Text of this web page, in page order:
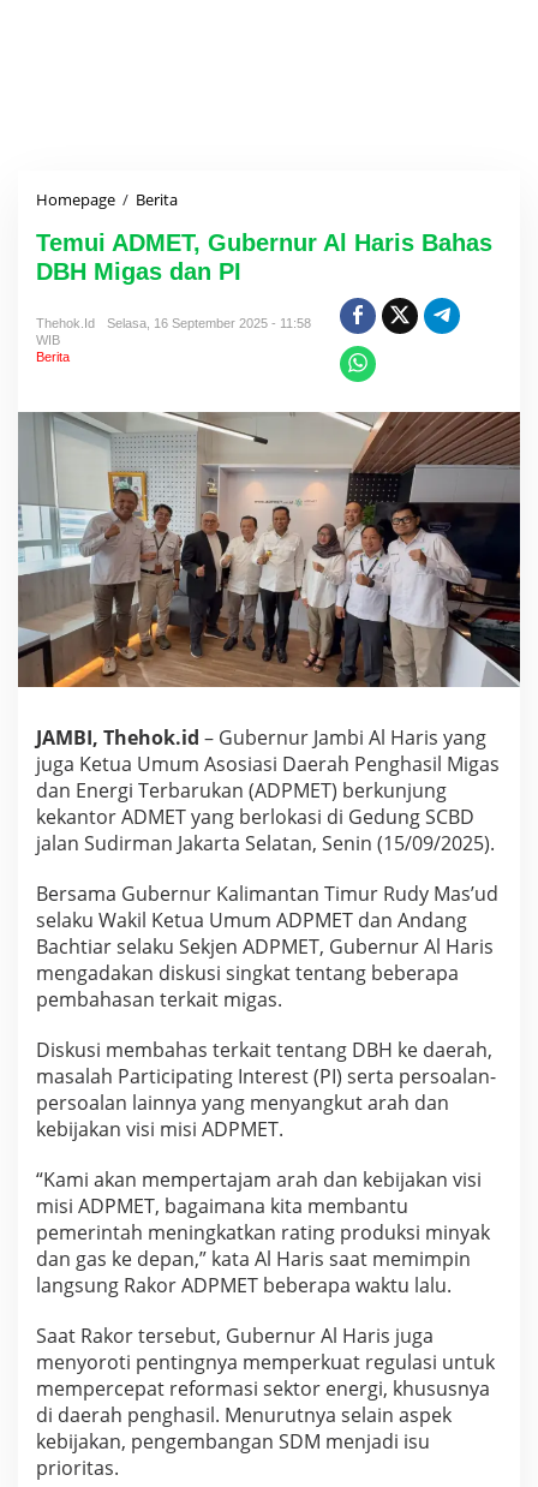
Homepage / Berita
m
u
i
D
,
G
u
b
e
r
n
u
r
A
l
H
a
s
B
a
h
a
s
B
H
M
i
g
a
d
a
n
P
I
Temui ADMET, Gubernur Al Haris Bahas
DBH Migas dan PI
Thehok.id
Selasa, 16 September 2025 - 11:58
WIB
Berita
JAMBI, Thehok.id – Gubernur Jambi Al Haris yang
juga Ketua Umum Asosiasi Daerah Penghasil Migas
dan Energi Terbarukan (ADPMET) berkunjung
kekantor ADMET yang berlokasi di Gedung SCBD
jalan Sudirman Jakarta Selatan, Senin (15/09/2025).
Bersama Gubernur Kalimantan Timur Rudy Mas’ud
selaku Wakil Ketua Umum ADPMET dan Andang
Bachtiar selaku Sekjen ADPMET, Gubernur Al Haris
mengadakan diskusi singkat tentang beberapa
pembahasan terkait migas.
Diskusi membahas terkait tentang DBH ke daerah,
masalah Participating Interest (PI) serta persoalan-
persoalan lainnya yang menyangkut arah dan
kebijakan visi misi ADPMET.
“Kami akan mempertajam arah dan kebijakan visi
misi ADPMET, bagaimana kita membantu
pemerintah meningkatkan rating produksi minyak
dan gas ke depan,” kata Al Haris saat memimpin
langsung Rakor ADPMET beberapa waktu lalu.
Saat Rakor tersebut, Gubernur Al Haris juga
menyoroti pentingnya memperkuat regulasi untuk
mempercepat reformasi sektor energi, khususnya
di daerah penghasil. Menurutnya selain aspek
kebijakan, pengembangan SDM menjadi isu
prioritas.